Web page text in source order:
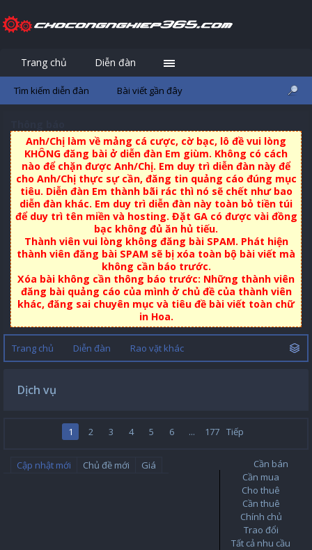
Anh/Chị làm về mảng cá cược, cờ bạc, lô đề vui lòng
KHÔNG đăng bài ở diễn đàn Em giùm. Không có cách
nào để chặn được Anh/Chị. Em duy trì diễn đàn này để
cho Anh/Chị thực sự cần, đăng tin quảng cáo đúng mục
tiêu. Diễn đàn Em thành bãi rác thì nó sẽ chết như bao
diễn đàn khác. Em duy trì diễn đàn này toàn bỏ tiền túi
để duy trì tên miền và hosting. Đặt GA có được vài đồng
bạc không đủ ăn hủ tiếu.
Thành viên vui lòng không đăng bài SPAM. Phát hiện
thành viên đăng bài SPAM sẽ bị xóa toàn bộ bài viết mà
không cần báo trước.
Xóa bài không cần thông báo trước: Những thành viên
đăng bài quảng cáo của mình ở chủ đề của thành viên
khác, đăng sai chuyên mục và tiêu đề bài viết toàn chữ
in Hoa.
Trang chủ Diễn đàn Rao vặt khác
Dịch vụ
1 2 3 4 5 6 ... 177 Tiếp
Cập nhật mới Chủ đề mới Giá
Cần bán
Cần mua
Cho thuê
Cần thuê
Chính chủ
Trao đổi
Tất cả nhu cầu
Trang chủ Diễn đàn
Tìm kiếm diễn đàn Bài viết gần đây Đăng ký